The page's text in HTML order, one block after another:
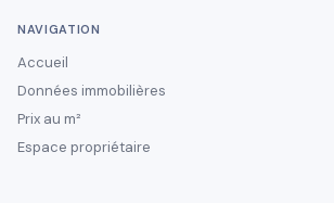
NAVIGATION
Accueil
Données immobilières
Prix au m²
Espace propriétaire